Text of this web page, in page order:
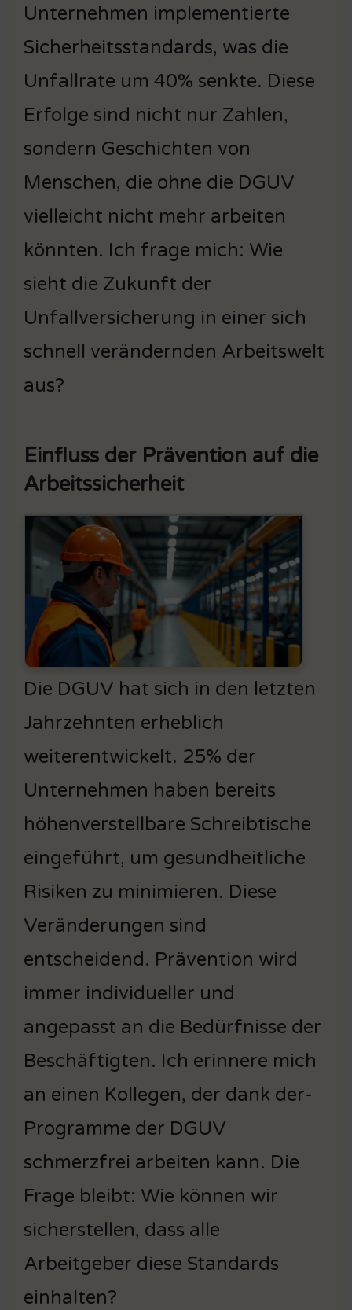
Unternehmen implementierte
Sicherheitsstandards, was die
Unfallrate um 40% senkte. Diese
Erfolge sind nicht nur Zahlen,
sondern Geschichten von
Menschen, die ohne die DGUV
vielleicht nicht mehr arbeiten
könnten. Ich frage mich: Wie
sieht die Zukunft der
Unfallversicherung in einer sich
schnell verändernden Arbeitswelt
aus?
Einfluss der Prävention auf die
Arbeitssicherheit
Die DGUV hat sich in den letzten
Jahrzehnten erheblich
weiterentwickelt. 25% der
Unternehmen haben bereits
höhenverstellbare Schreibtische
eingeführt, um gesundheitliche
Risiken zu minimieren. Diese
Veränderungen sind
entscheidend. Prävention wird
immer individueller und
angepasst an die Bedürfnisse der
Beschäftigten. Ich erinnere mich
an einen Kollegen, der dank der-
Programme der DGUV
schmerzfrei arbeiten kann. Die
Frage bleibt: Wie können wir
sicherstellen, dass alle
Arbeitgeber diese Standards
einhalten?